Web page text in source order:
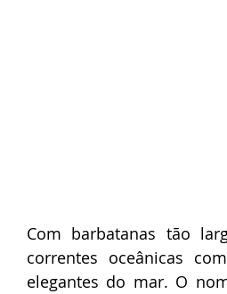
Com barbatanas tão
correntes oceânicas
elegantes do mar. O